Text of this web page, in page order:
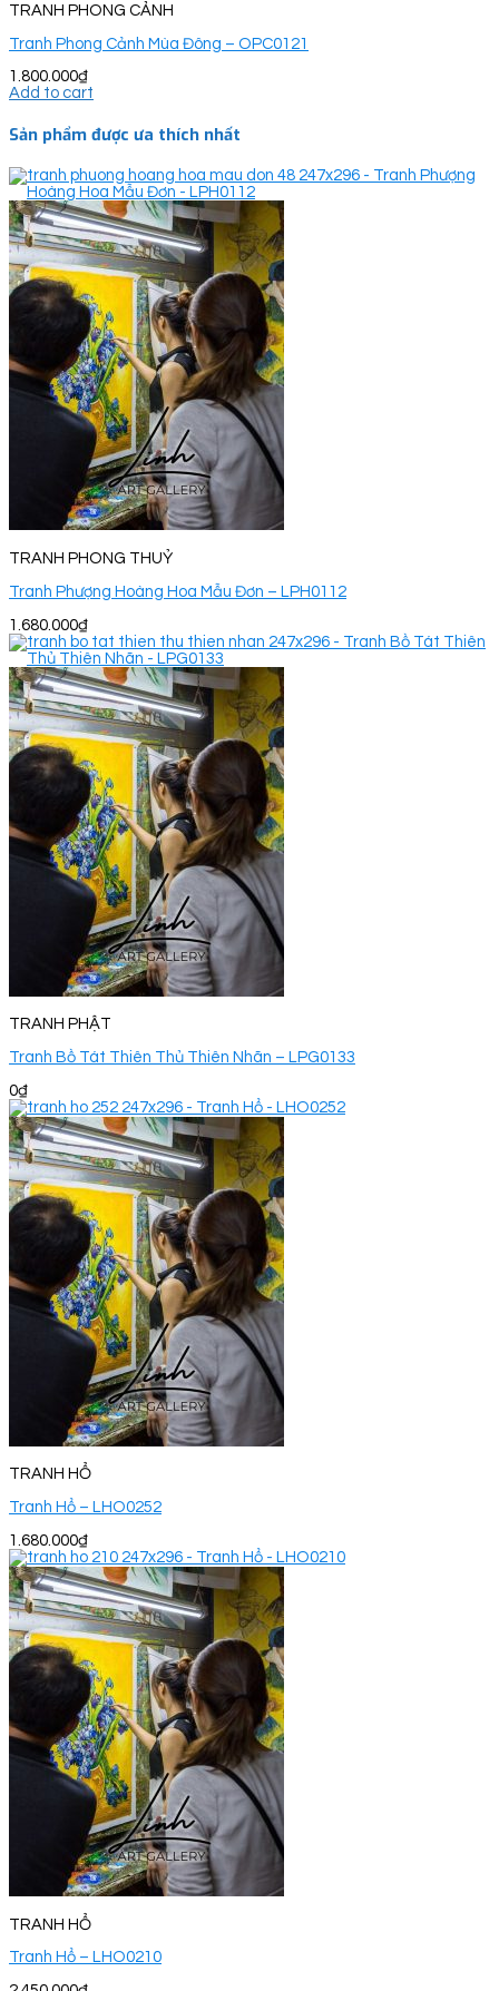
TRANH PHONG CẢNH
Tranh Phong Cảnh Mùa Đông – OPC0121
1.800.000₫
Add to cart
Sản phẩm được ưa thích nhất
TRANH PHONG THUỶ
Tranh Phượng Hoàng Hoa Mẫu Đơn – LPH0112
1.680.000₫
TRANH PHẬT
Tranh Bồ Tát Thiên Thủ Thiên Nhãn – LPG0133
0₫
TRANH HỔ
Tranh Hổ – LHO0252
1.680.000₫
TRANH HỔ
Tranh Hổ – LHO0210